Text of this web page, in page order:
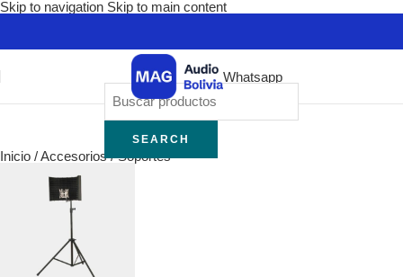
Skip to navigation Skip to main content
Whatsapp
SEARCH
Inicio /Accesorios/ Soportes